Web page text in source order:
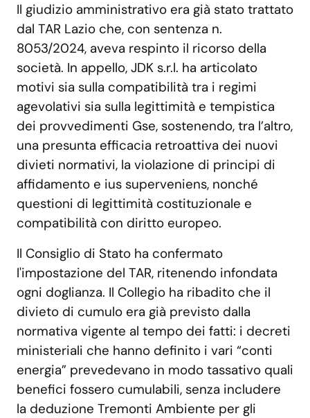
Il giudizio amministrativo era già stato trattato
dal TAR Lazio che, con sentenza n.
8053/2024, aveva respinto il ricorso della
società. In appello, JDK s.r.l. ha articolato
motivi sia sulla compatibilità tra i regimi
agevolativi sia sulla legittimità e tempistica
dei provvedimenti Gse, sostenendo, tra l’altro,
una presunta efficacia retroattiva dei nuovi
divieti normativi, la violazione di principi di
affidamento e ius superveniens, nonché
questioni di legittimità costituzionale e
compatibilità con diritto europeo.
Il Consiglio di Stato ha confermato
l'impostazione del TAR, ritenendo infondata
ogni doglianza. Il Collegio ha ribadito che il
divieto di cumulo era già previsto dalla
normativa vigente al tempo dei fatti: i decreti
ministeriali che hanno definito i vari “conti
energia” prevedevano in modo tassativo quali
benefici fossero cumulabili, senza includere
la deduzione Tremonti Ambiente per gli